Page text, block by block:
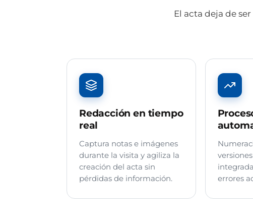
El acta deja de
Redacción en tiempo
real
Captura notas e imágenes
durante la visita y agiliza la
creación del acta sin
pérdidas de información.
errores